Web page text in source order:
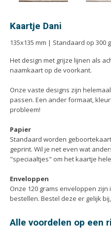
Hand-outs/Losbladig
Kalenders
Kerstkaarten
Menukaarten
Mondkapjes
Portfolio
Posters
Rapporten/Verslagen
Rouwkaarten
Trouwkaarten
Kaartje Dani
135x135 mm | Standaard op 300
Het design met grijze lijnen als
naamkaart op de voorkant.
Onze vaste designs zijn
passen. Een ander formaat,
probleem!
Papier
Standaard worden
geprint. Wil je net even wat
"speciaaltjes" om het kaartje
Enveloppen
Onze 120 grams enveloppen
bestellen. Bestel deze er gelijk
Alle voordelen op een